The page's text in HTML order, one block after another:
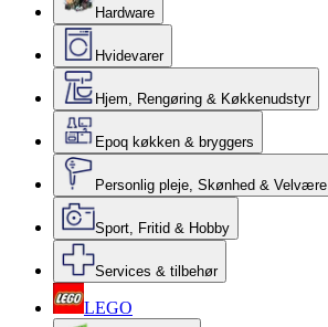
Hardware
Hvidevarer
Hjem, Rengøring & Køkkenudstyr
Epoq køkken & bryggers
Personlig pleje, Skønhed & Velvære
Sport, Fritid & Hobby
Services & tilbehør
LEGO